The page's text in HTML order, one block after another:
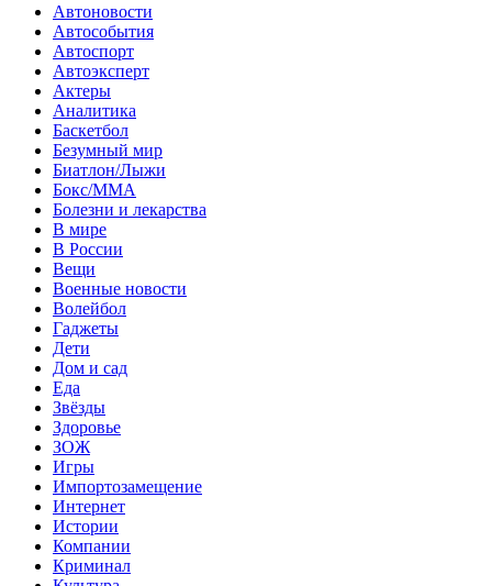
Автоновости
Автособытия
Автоспорт
Автоэксперт
Актеры
Аналитика
Баскетбол
Безумный мир
Биатлон/Лыжи
Бокс/MMA
Болезни и лекарства
В мире
В России
Вещи
Военные новости
Волейбол
Гаджеты
Дети
Дом и сад
Еда
Звёзды
Здоровье
ЗОЖ
Игры
Импортозамещение
Интернет
Истории
Компании
Криминал